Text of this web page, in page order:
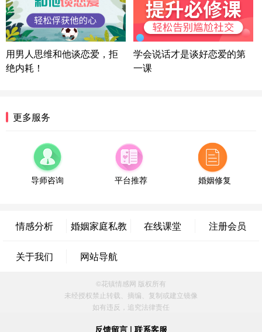
微信用户 困困魚? 通过此页面咨询，已获得专属情感
方案
陕西-西安 139****6283
3分钟前
情感方案
浙江-宁波 150****8921
福建-厦门 159****4462
53分钟前
微信用户 凌乱小羊 通过此页面咨询，已获得专属情
辽宁-大连 176****2843
39分钟前
属情感方案
微信用户 墨笙 通过此页面咨询，已获得专属情感方
案
江苏-苏州 188****5187
微信用户 谢思明 通过此页面咨询，已获得专属情感
用男人思维和他谈恋爱，拒
绝内耗！
学会说话才是谈好恋爱的第
一课
更多服务
导师咨询 平台推荐 婚姻修复
情感分析 婚姻家庭私教 在线课堂 注册会员
关于我们 网站导航
©花镇情感网 版权所有
未经授权禁止转载、摘编、复制或建立镜像
如有违反，追究法律责任
反馈留言 | 联系客服